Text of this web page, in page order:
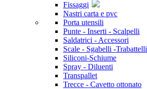
Fissaggi
Nastri carta e pvc
Porta utensili
Punte - Inserti - Scalpelli
Saldatrici - Accessori
Scale - Sgabelli -Trabattelli
Siliconi-Schiume
Spray - Diluenti
Transpallet
Trecce - Cavetto ottonato